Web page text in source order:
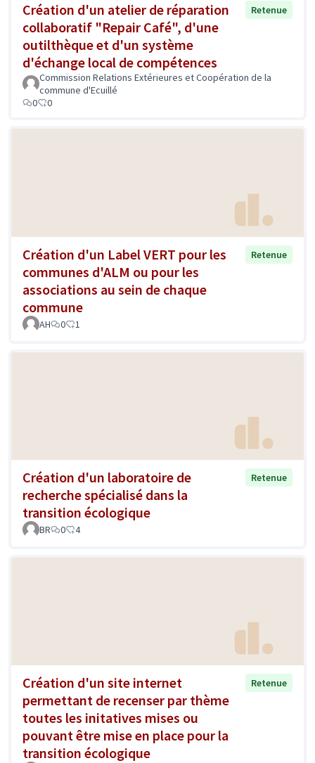
Création d'un atelier de réparation
collaboratif "Repair Café", d'une
outilthèque et d'un système
d'échange local de compétences
Retenue
Commission Relations Extérieures et Coopération de la
commune d'Ecuillé
0
0
Création d'un Label VERT pour les
communes d'ALM ou pour les
associations au sein de chaque
commune
Retenue
AH 0 1
Création d'un laboratoire de
recherche spécialisé dans la
transition écologique
Retenue
BR 0 4
Création d'un site internet
permettant de recenser par thème
toutes les initatives mises ou
pouvant être mise en place pour la
transition écologique
Retenue